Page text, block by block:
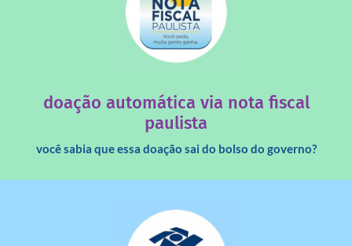
doação automática via nota fiscal
paulista
você sabia que essa doação sai do bolso do governo?
saiba mais